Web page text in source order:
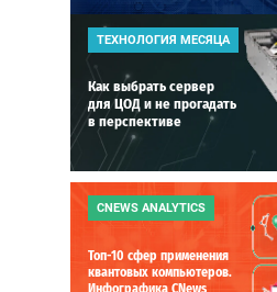
ТЕХНОЛОГИЯ МЕСЯЦА
Как выбрать сервер
для ЦОД и не прогадать
в перспективе
CNEWS ANALYTICS
Топ-10 сфер применения
квантовых компьютеров.
Инфографика CNews